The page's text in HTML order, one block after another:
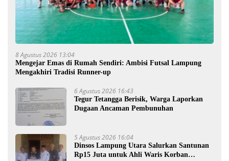
8 Agustus 2026 13:04
Mengejar Emas di Rumah Sendiri: Ambisi Futsal Lampung
Mengakhiri Tradisi Runner-up
6 Agustus 2026 16:43
Tegur Tetangga Berisik, Warga Laporkan
Dugaan Ancaman Pembunuhan
5 Agustus 2026 16:04
Dinsos Lampung Utara Salurkan Santunan
Rp15 Juta untuk Ahli Waris Korban